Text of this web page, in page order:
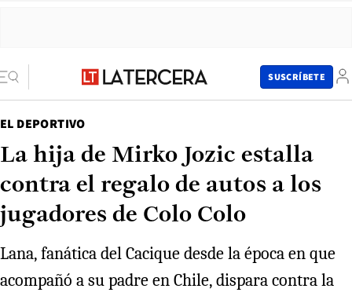
SUSCRÍBETE
EL DEPORTIVO
La hija de Mirko Jozic estalla
contra el regalo de autos a los
jugadores de Colo Colo
Lana, fanática del Cacique desde la época en que
acompañó a su padre en Chile, dispara contra la